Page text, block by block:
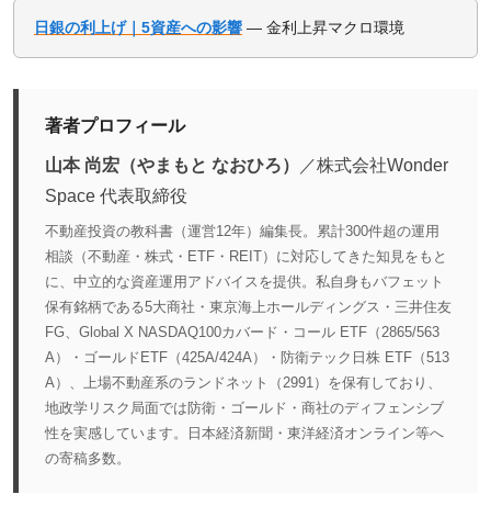
日銀の利上げ｜5資産への影響 — 金利上昇マクロ環境
著者プロフィール
山本 尚宏（やまもと なおひろ）
／株式会社Wonder
Space 代表取締役
不動産投資の教科書（運営12年）編集長。累計300件超の運用
相談（不動産・株式・ETF・REIT）に対応してきた知見をもと
に、中立的な資産運用アドバイスを提供。私自身もバフェット
保有銘柄である5大商社・東京海上ホールディングス・三井住友
FG、Global X NASDAQ100カバード・コール ETF（2865/563
A）・ゴールドETF（425A/424A）・防衛テック日株 ETF（513
A）、上場不動産系のランドネット（2991）を保有しており、
地政学リスク局面では防衛・ゴールド・商社のディフェンシブ
性を実感しています。日本経済新聞・東洋経済オンライン等へ
の寄稿多数。